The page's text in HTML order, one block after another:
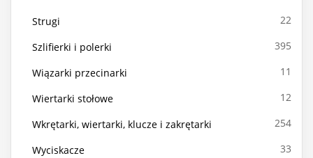
Strugi 22
Szlifierki i polerki 395
Wiązarki przecinarki 11
Wiertarki stołowe 12
Wkrętarki, wiertarki, klucze i zakrętarki 254
Wyciskacze 33